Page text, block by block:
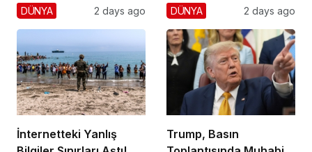
Cumhuriyetçilere
DÜNYA 2 days ago
Yaralı, 1 Gözaltı
DÜNYA 2 days ago
İnternetteki Yanlış
Trump, Basın